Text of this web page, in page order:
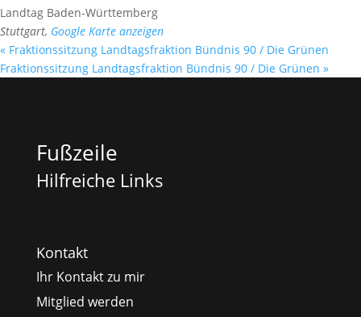
Landtag Baden-Württemberg
Stuttgart, Google Karte anzeigen
« Fraktionssitzung Landtagsfraktion Bündnis 90 / Die Grünen
Fraktionssitzung Landtagsfraktion Bündnis 90 / Die Grünen »
Fußzeile
Hilfreiche Links
Kontakt
Ihr Kontakt zu mir
Mitglied werden